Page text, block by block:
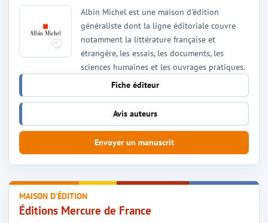
Albin Michel est une maison d'édition
généraliste dont la ligne éditoriale couvre
notamment la littérature française et
étrangère, les essais, les documents, les
sciences humaines et les ouvrages pratiques.
Fiche éditeur
Avis auteurs
Envoyer un manuscrit
MAISON D'ÉDITION
Éditions Mercure de France